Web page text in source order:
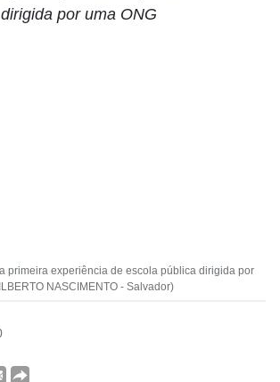
por uma ONG
primeira experiência de escola pública dirigida por
NASCIMENTO - Salvador)